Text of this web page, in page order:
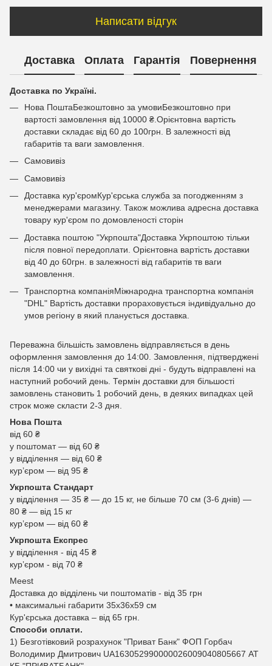
Написати відгук
Доставка Оплата Гарантія Повернення
Доставка по Україні.
Нова ПоштаБезкоштовно за умовиБезкоштовно при
вартості замовлення від 10000 ₴.Орієнтовна вартість
доставки складає від 60 до 100грн. В залежності від
габаритів та ваги замовлення.
Самовивіз
Самовивіз
Доставка кур'єромКур'єрська служба за погодженням з
менеджерами магазину. Також можлива адресна доставка
товару кур'єром по домовленості сторін
Доставка поштою "Укрпошта"Доставка Укрпоштою тільки
після повної передоплати. Орієнтовна вартість доставки
від 40 до 60грн. в залежності від габаритів тв ваги
замовлення.
Транспортна компаніяМіжнародна транспортна компанія
"DHL" Вартість доставки прораховується індивідуально до
умов регіону в який планується доставка.
Переважна більшість замовлень відправляється в день
оформлення замовлення до 14:00. Замовлення, підтверджені
після 14:00 чи у вихідні та святкові дні - будуть відправлені на
наступний робочий день. Термін доставки для більшості
замовлень становить 1 робочий день, в деяких випадках цей
строк може скласти 2-3 дня.
Нова Пошта
від 60 ₴
у поштомат — від 60 ₴
у відділення — від 60 ₴
курʼєром — від 95 ₴
Укрпошта Стандарт
у відділення — 35 ₴ — до 15 кг, не більше 70 см (3-6 днів) —
80 ₴ — від 15 кг
курʼєром — від 60 ₴
Укрпошта Експрес
у відділення - від 45 ₴
курʼєром - від 70 ₴
Meest
Доставка до відділень чи поштоматів - від 35 грн
• максимальні габарити 35x36x59 см
Кур'єрська доставка – від 65 грн.
Способи оплати.
1) Безготівковий розрахунок "Приват Банк" ФОП Горбач
Володимир Дмитрович UA163052990000026009040805667 АТ